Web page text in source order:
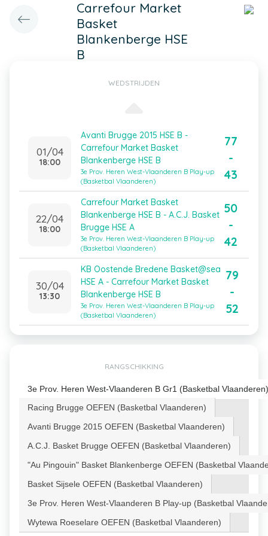
Carrefour Market
Basket
Blankenberge HSE
B
WEDSTRIJDEN
01/04
18:00
Avanti Brugge 2015 HSE B -
Carrefour Market Basket
Blankenberge HSE B
3e Prov. Heren West-Vlaanderen B Play-up
(Basketbal Vlaanderen)
77
-
43
22/04
18:00
Carrefour Market Basket
Blankenberge HSE B - A.C.J. Basket
Brugge HSE A
3e Prov. Heren West-Vlaanderen B Play-up
(Basketbal Vlaanderen)
50
-
42
30/04
13:30
KB Oostende Bredene Basket@sea
HSE A - Carrefour Market Basket
Blankenberge HSE B
3e Prov. Heren West-Vlaanderen B Play-up
(Basketbal Vlaanderen)
79
-
52
RANGSCHIKKING
3e Prov. Heren West-Vlaanderen B Gr1 (Basketbal Vlaanderen)
Racing Brugge OEFEN (Basketbal Vlaanderen)
Avanti Brugge 2015 OEFEN (Basketbal Vlaanderen)
A.C.J. Basket Brugge OEFEN (Basketbal Vlaanderen)
"Au Pingouin" Basket Blankenberge OEFEN (Basketbal
Basket Sijsele OEFEN (Basketbal Vlaanderen)
3e Prov. Heren West-Vlaanderen B Play-up (Basketbal
Wytewa Roeselare OEFEN (Basketbal Vlaanderen)